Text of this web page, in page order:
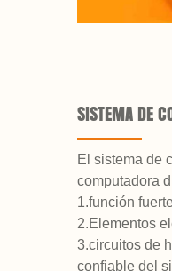
SISTEMA DE
El sistema de
computadora
1.función
2.Elementos
3.circuitos de
confiable del